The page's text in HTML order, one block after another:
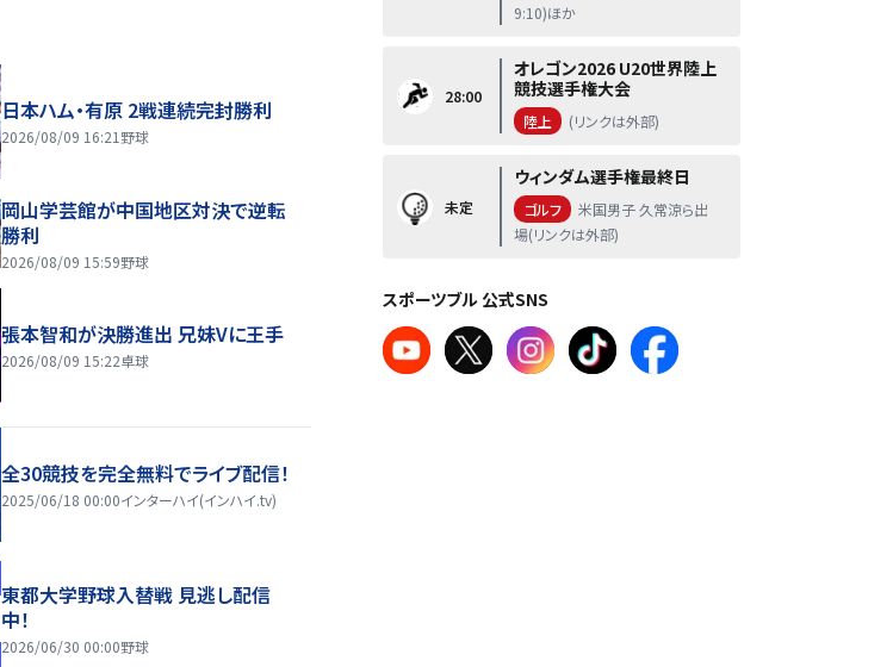
日本ハム・有原 2戦連続完封勝利
2026/08/09 16:21 野球
岡山学芸館が中国地区対決で逆転
勝利
2026/08/09 15:59野球
張本智和が決勝進出 兄妹Vに王手
2026/08/09 15:22卓球
全30競技を完全無料でライブ配信！
2025/06/18 00:00インターハイ(インハイ.tv)
東都大学野球入替戦 見逃し配信
中！
2026/06/30 00:00野球
9:10)ほか
28:00
オレゴン2026 U20世界陸上
競技選手権大会
陸上 (リンクは外部)
未定
ウィンダム選手権最終日
ゴルフ
米国男子 久常涼ら出
場(リンクは外部)
スポーツブル 公式SNS